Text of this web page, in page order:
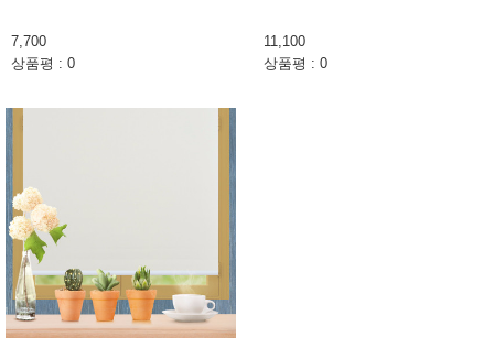
7,700
상품평 : 0
11,100
상품평 : 0